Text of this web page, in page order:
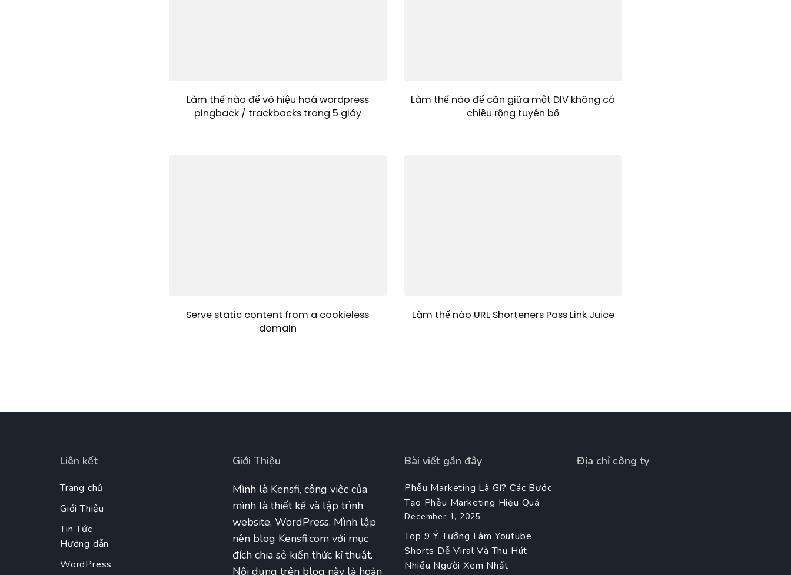
Làm thế nào để vô hiệu hoá wordpress
pingback / trackbacks trong 5 giây
Làm thế nào để căn giữa một DIV không có
chiều rộng tuyên bố
Serve static content from a cookieless
domain
Làm thế nào URL Shorteners Pass Link Juice
Liên kết
Trang chủ
Giới Thiệu
Tin Tức
Hướng dẫn
WordPress
Giới Thiệu
Mình là Kensfi, công việc của
mình là thiết kế và lập trình
website, WordPress. Mình lập
nên blog Kensfi.com với mục
đích chia sẻ kiến thức kĩ thuật.
Nội dung trên blog này là hoàn
Bài viết gần đây
Phễu Marketing Là Gì? Các Bước
Tạo Phễu Marketing Hiệu Quả
December 1, 2025
Top 9 Ý Tưởng Làm Youtube
Shorts Dễ Viral Và Thu Hút
Nhiều Người Xem Nhất
Địa chỉ công ty